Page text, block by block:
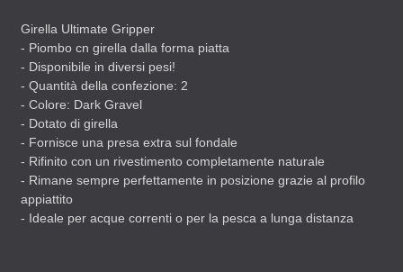
Girella Ultimate Gripper
- Piombo cn girella dalla forma piatta
- Disponibile in diversi pesi!
- Quantità della confezione: 2
- Colore: Dark Gravel
- Dotato di girella
- Fornisce una presa extra sul fondale
- Rifinito con un rivestimento completamente naturale
- Rimane sempre perfettamente in posizione grazie al profilo
appiattito
- Ideale per acque correnti o per la pesca a lunga distanza